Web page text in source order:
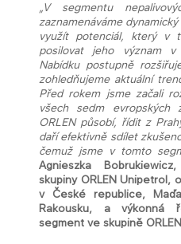
„V segmentu
zaznamenáváme
využít potenciál, který v
posilovat jeho význam
Nabídku postupně
zohledňujeme aktuální
Před rokem jsme začali
všech sedm evropských
ORLEN působí, řídit z
daří efektivně sdílet
čemuž jsme v tomto
Agnieszka
skupiny ORLEN Unipetrol,
v České republice,
Rakousku, a výkonná
segment ve skupině ORLEN